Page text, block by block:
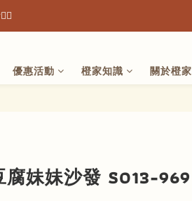
優惠活動 橙家知識 關於橙家
腐妹妹沙發 S013-969